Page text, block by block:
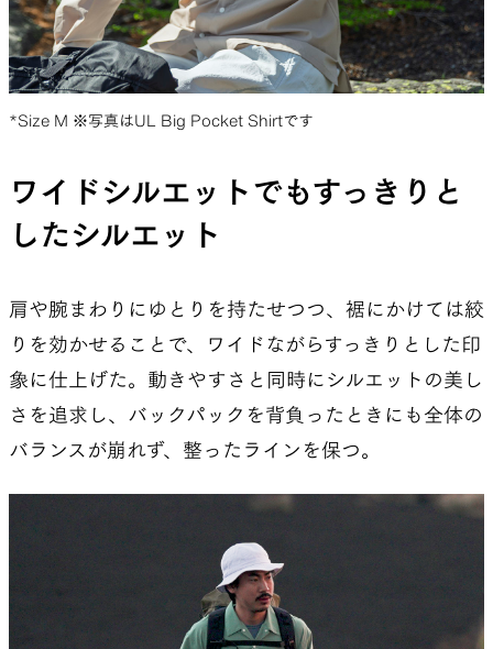
体が準備になっていたようにも思います。
夏目そうだね。昔からそうやって試しては立ち消
えになってきたけれど、UL Big Pocket Shirtをも
ポケットをふたつ付けると決めていたよね。
廣野はい、そうでした。
廣野他のプロダクトも同じですけど、僕たちの中
で「これだ」と確信を持てるまでには長い旅路が
必要で、今回も例外ではなくやっぱり時間がかか
りました。
夏目
大きなポケットを付けるにしても、シルエッ
トが崩れないようにしなければならないし、せっ
*Size M ※写真はUL Big Pocket Shirtです
ワイドシルエットでもすっきりと
したシルエット
肩や腕まわりにゆとりを持たせつつ、裾にかけては絞
りを効かせることで、ワイドながらすっきりとした印
象に仕上げた。動きやすさと同時にシルエットの美し
さを追求し、バックパックを背負ったときにも全体の
バランスが崩れず、整ったラインを保つ。